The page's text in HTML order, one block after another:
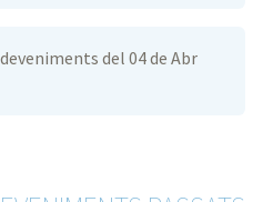
del 04 de Abr